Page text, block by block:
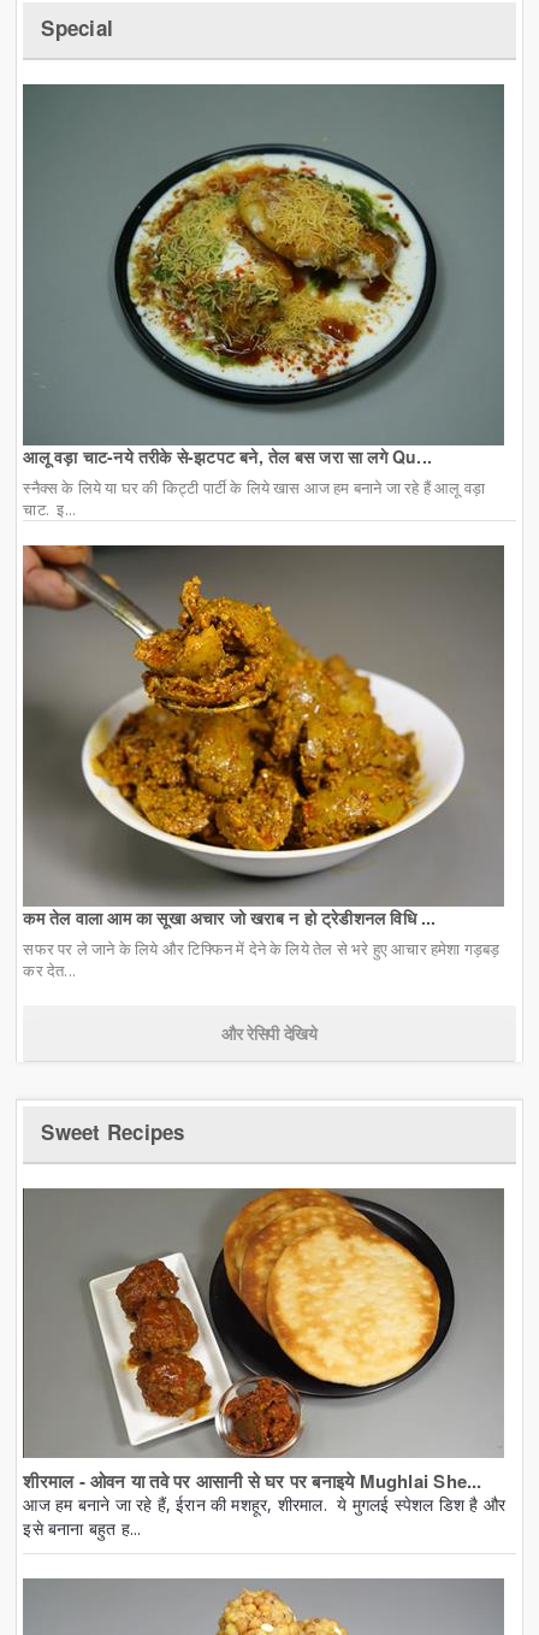
Special
आलू वड़ा चाट-नये तरीके से-झटपट बने, तेल बस जरा सा लगे Qu...
स्नैक्स के लिये या घर की किट्टी पार्टी के लिये खास आज हम बनाने जा रहे हैं आलू वड़ा
चाट. इ...
कम तेल वाला आम का सूखा अचार जो खराब न हो ट्रेडीशनल विधि ...
सफर पर ले जाने के लिये और टिफ्फिन में देने के लिये तेल से भरे हुए आचार हमेशा गड़बड़
कर देत...
और रेसिपी देखिये
Sweet Recipes
शीरमाल - ओवन या तवे पर आसानी से घर पर बनाइये Mughlai She...
आज हम बनाने जा रहे हैं, ईरान की मशहूर, शीरमाल. ये मुगलई स्पेशल डिश है और
इसे बनाना बहुत ह...